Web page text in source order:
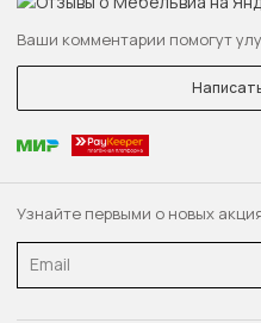
Узнайте первыми о новых
Email
Ваши комментарии помогут